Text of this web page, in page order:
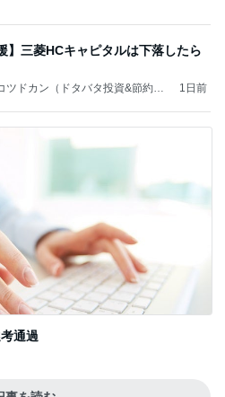
】三菱HCキャピタルは下落したら
ツドカン（ドタバタ投資&節約日
1日前
通過